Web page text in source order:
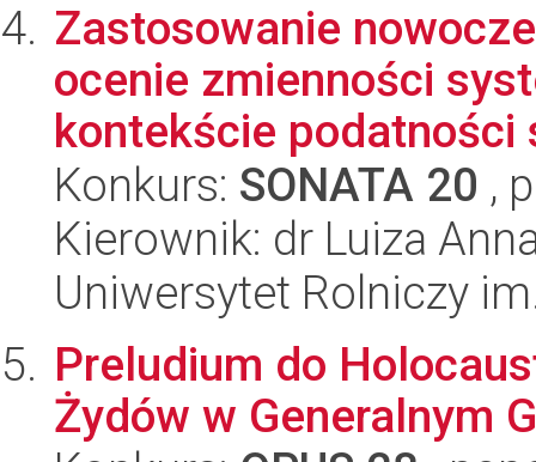
Zastosowanie
ocenie zmienności
kontekście podatności
Konkurs: SONATA 20 ,
Kierownik: dr Luiza
Uniwersytet Rolniczy
Preludium do
Żydów w Generalnym